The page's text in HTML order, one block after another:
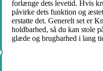
forlænge dets levetid. Hvis
påvirke dets funktion og
erstatte det. Generelt set er
holdbarhed, så du kan stole
glæde og brugbarhed i lang